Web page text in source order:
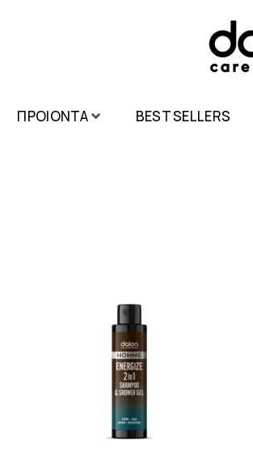
ΠΡΟΙΟΝΤΑ BEST SELLERS